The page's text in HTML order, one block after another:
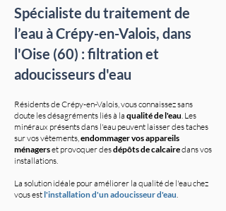
Spécialiste du traitement de
l’eau à Crépy-en-Valois, dans
l'Oise (60) : filtration et
adoucisseurs d'eau
Résidents de Crépy-en-Valois, vous connaissez sans
doute les désagréments liés à la qualité de l'eau. Les
minéraux présents dans l'eau peuvent laisser des taches
sur vos vêtements,endommager vos appareils
ménagerset provoquer desdépôts de calcairedans vos
installations.
La solution idéale pour améliorer la qualité de l'eau chez
vous est l'installation d'un adoucisseur d'eau.